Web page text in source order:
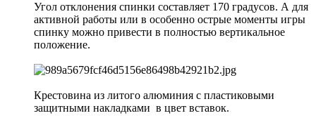
Угол отклонения спинки составляет 170 градусов. А для
активной работы или в особенно острые моменты игры
спинку можно привести в полностью вертикальное
положение.
Крестовина из литого алюминия с пластиковыми
защитными накладками в цвет вставок.